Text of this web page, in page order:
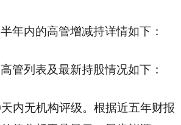
年内的高管增减持详情如下：
管列表及最新持股情况如下：
内无机构评级。根据近五年财报